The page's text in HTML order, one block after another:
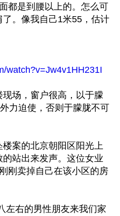
都是到腰以上的。怎么可
。像我自己1米55，估计
watch?v=Jw4v1HH231I
场，窗户很高，以于朦
力迫使，否则于朦胧不可
案的北京朝阳区阳光上
站出来发声。这位女业
刚卖掉自己在该小区的房
左右的男性朋友来我们家